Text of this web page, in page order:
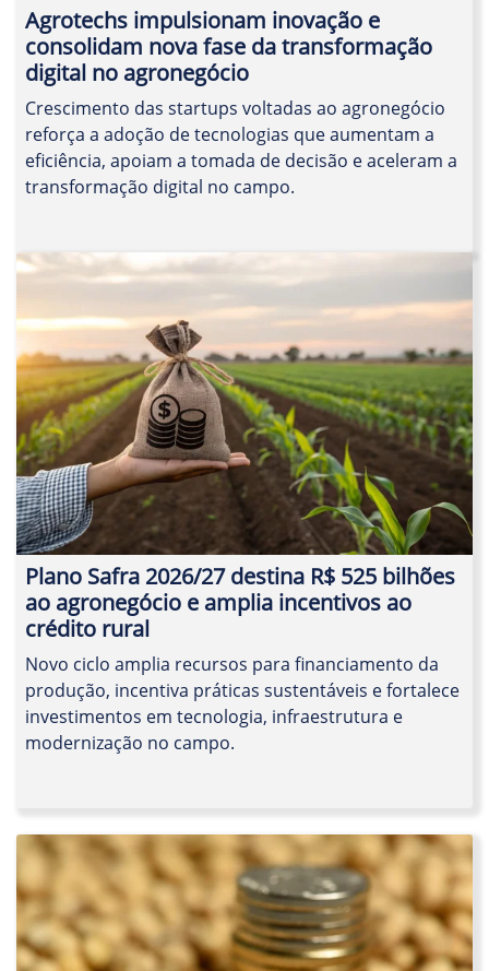
Agrotechs impulsionam inovação e
consolidam nova fase da transformação
digital no agronegócio
Crescimento das startups voltadas ao agronegócio
reforça a adoção de tecnologias que aumentam a
eficiência, apoiam a tomada de decisão e aceleram a
transformação digital no campo.
Plano Safra 2026/27 destina R$ 525 bilhões
ao agronegócio e amplia incentivos ao
crédito rural
Novo ciclo amplia recursos para financiamento da
produção, incentiva práticas sustentáveis e fortalece
investimentos em tecnologia, infraestrutura e
modernização no campo.